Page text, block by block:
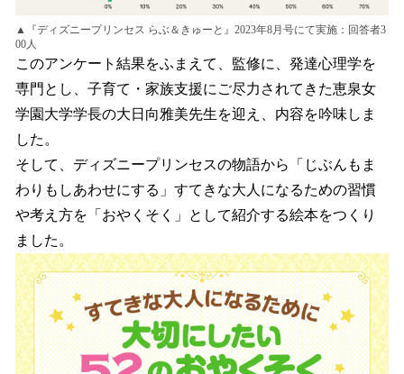
▲『ディズニープリンセス らぶ＆きゅーと』2023年8月号にて実施：回答者3
00人
このアンケート結果をふまえて、監修に、発達心理学を
専門とし、子育て・家族支援にご尽力されてきた恵泉女
学園大学学長の大日向雅美先生を迎え、内容を吟味しま
した。
そして、ディズニープリンセスの物語から「じぶんもま
わりもしあわせにする」すてきな大人になるための習慣
や考え方を「おやくそく」として紹介する絵本をつくり
ました。